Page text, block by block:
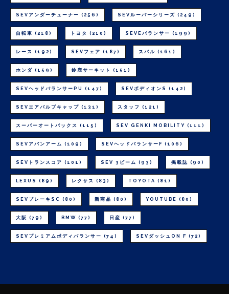
SEVアンダーチューナー (256) SEVルーパーシリーズ (249)
自転車 (218) トヨタ (210) SEVEバランサー (199)
レース (192) SEVフェア (187) スバル (161)
ホンダ (159) 鈴鹿サーキット (151)
SEVヘッドバランサーPU (147) SEVボディオンS (142)
SEVエアバルブキャップ (131) スタッフ (121)
スーパーオートバックス (115) SEV GENKI MOBILITY (111)
SEVアバンアーム (109) SEVヘッドバランサーF (106)
SEVトランスコア (101) SEV 3ビーム (93) 掲載誌 (90)
LEXUS (89) レクサス (83) TOYOTA (81)
SEVブレーキSC (80) 新商品 (80) YOUTUBE (80)
大阪 (79) BMW (77) 日産 (77)
SEVプレミアムボディバランサー (74) SEVダッシュON F (72)